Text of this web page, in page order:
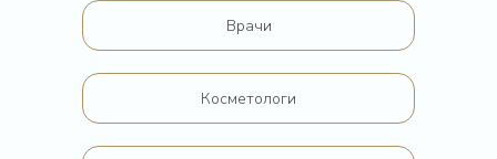
Врачи
Косметологи
Оставить заявку
обработку своих персональных данных